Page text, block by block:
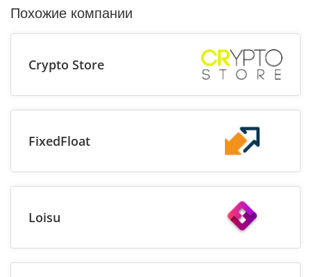
Похожие компании
Crypto Store
FixedFloat
Loisu